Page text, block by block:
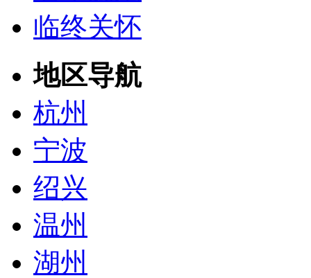
临终关怀
地区导航
杭州
宁波
绍兴
温州
湖州